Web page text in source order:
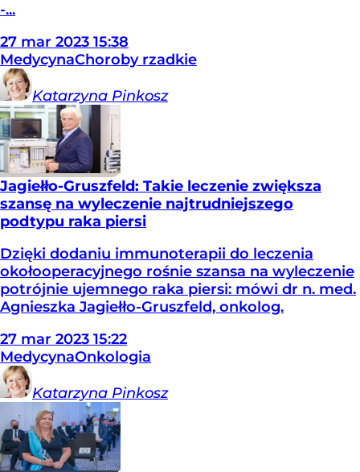
-...
27 mar 2023 15:38
MedycynaChoroby rzadkie
Katarzyna Pinkosz
Jagiełło-Gruszfeld: Takie leczenie zwiększa
szansę na wyleczenie najtrudniejszego
podtypu raka piersi
Dzięki dodaniu immunoterapii do leczenia
okołooperacyjnego rośnie szansa na wyleczenie
potrójnie ujemnego raka piersi: mówi dr n. med.
Agnieszka Jagiełło-Gruszfeld, onkolog.
27 mar 2023 15:22
MedycynaOnkologia
Katarzyna Pinkosz